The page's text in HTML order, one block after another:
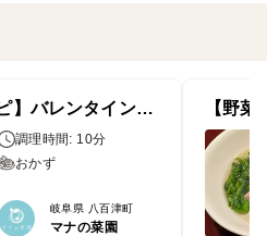
【野菜ソムリエのレシピ】バレンタインサラダ
調理時間: 10分
おかず
岐阜県 八百津町
マナの菜園